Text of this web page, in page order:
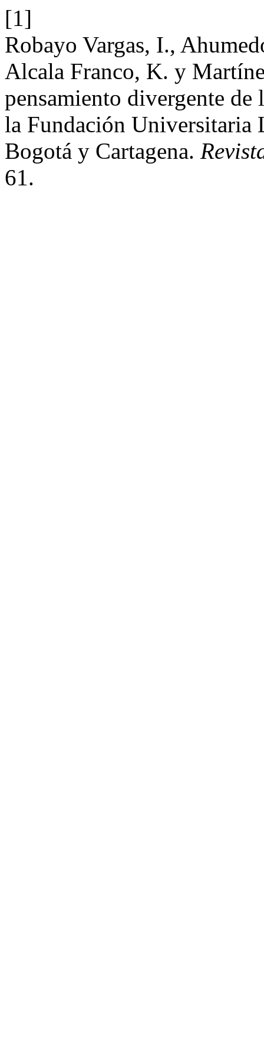
[1]
Robayo Vargas, I.,
Alcala Franco, K. y
pensamiento divergente de
la Fundación Universitaria
Bogotá y Cartagena.
61.